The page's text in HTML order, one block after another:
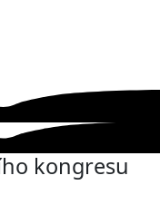
kongresu